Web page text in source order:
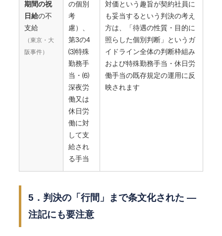
期間の祝
日給の不
支給
（東京・大
阪事件）
の個別
考
慮）、
第3の4
⑶特殊
勤務手
当・⑹
深夜労
働又は
休日労
働に対
して支
給され
る手当
対価という趣旨が契約社員に
も妥当するという判決の考え
方は、「待遇の性質・目的に
照らした個別判断」というガ
イドライン全体の判断枠組み
および特殊勤務手当・休日労
働手当の既存規定の運用に反
映されます
5．判決の「行間」まで条文化された ―
注記にも要注意